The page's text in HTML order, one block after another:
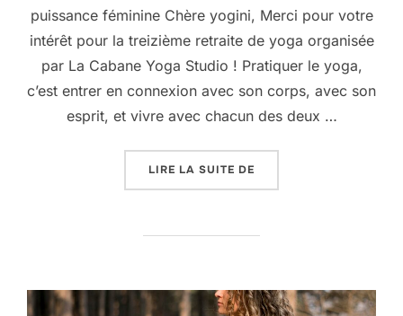
puissance féminine Chère yogini, Merci pour votre
intérêt pour la treizième retraite de yoga organisée
par La Cabane Yoga Studio ! Pratiquer le yoga,
c’est entrer en connexion avec son corps, avec son
esprit, et vivre avec chacun des deux …
LIRE LA SUITE DE